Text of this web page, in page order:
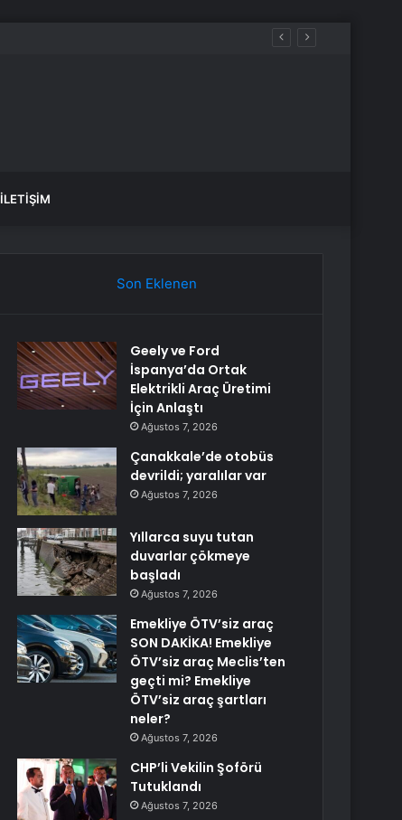
İLETIŞIM
Son Eklenen
Geely ve Ford
İspanya’da Ortak
Elektrikli Araç Üretimi
İçin Anlaştı
Ağustos 7, 2026
Çanakkale’de otobüs
devrildi; yaralılar var
Ağustos 7, 2026
Yıllarca suyu tutan
duvarlar çökmeye
başladı
Ağustos 7, 2026
Emekliye ÖTV’siz araç
SON DAKİKA! Emekliye
ÖTV’siz araç Meclis’ten
geçti mi? Emekliye
ÖTV’siz araç şartları
neler?
Ağustos 7, 2026
CHP’li Vekilin Şoförü
Tutuklandı
Ağustos 7, 2026